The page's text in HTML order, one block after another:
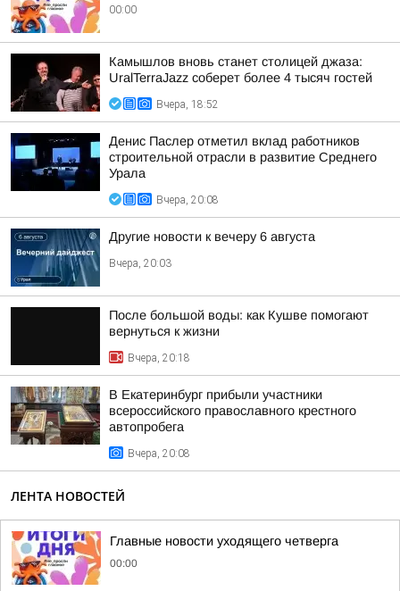
00:00
Камышлов вновь станет столицей джаза:
UralTerraJazz соберет более 4 тысяч гостей
Вчера, 18:52
Денис Паслер отметил вклад работников
строительной отрасли в развитие Среднего
Урала
Вчера, 20:08
Другие новости к вечеру 6 августа
Вчера, 20:03
После большой воды: как Кушве помогают
вернуться к жизни
Вчера, 20:18
В Екатеринбург прибыли участники
всероссийского православного крестного
автопробега
Вчера, 20:08
ЛЕНТА НОВОСТЕЙ
Главные новости уходящего четверга
00:00